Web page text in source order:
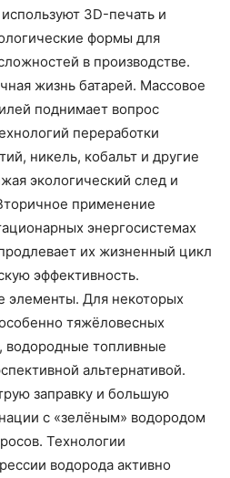
3D-печать и
формы для
в производстве.
жизнь батарей. Массовое
поднимает вопрос
переработки
никель, кобальт и другие
экологический след и
применение
энергосистемах
их жизненный цикл
эффективность.
Для некоторых
тяжёловесных
водородные топливные
альтернативой.
заправку и большую
с «зелёным» водородом
Технологии
водорода активно